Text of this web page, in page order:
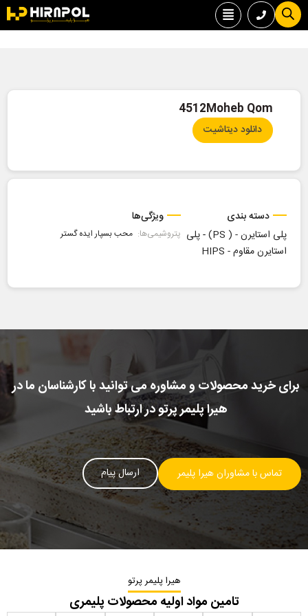
4512Moheb Qom
دانلود دیتاشیت
دسته بندی
پلی استایرن - ( PS)
-پلی
استایرن مقاوم - HIPS
ویژگی‌ها
پتروشیمی‌ها: محب بسپار ایده گستر
برای خرید محصولات و مشاوره می توانید با کارشناسان ما در
هیرا پلیمر پرتو در ارتباط باشید
تماس با مشاوران هیرا پلیمر ارسال پیام
هیرا پلیمر پرتو
تامین مواد اولیه محصولات پلیمری